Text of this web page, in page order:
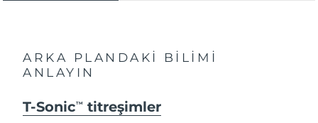
ARKA PLANDAKİ BİLİMİ
ANLAYIN
T-SonicTM titreşimler